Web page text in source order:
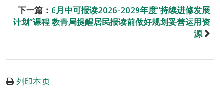
下一篇： 6月中可报读2026-2029年度“持续进修发展
计划”课程 教青局提醒居民报读前做好规划妥善运用资
源
列印本页